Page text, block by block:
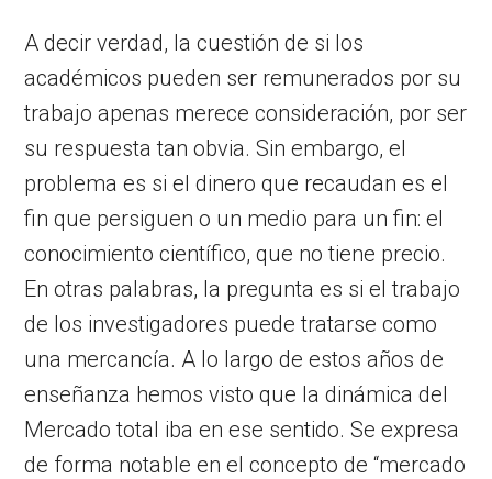
A decir verdad, la cuestión de si los
académicos pueden ser remunerados por su
trabajo apenas merece consideración, por ser
su respuesta tan obvia. Sin embargo, el
problema es si el dinero que recaudan es el
fin que persiguen o un medio para un fin: el
conocimiento científico, que no tiene precio.
En otras palabras, la pregunta es si el trabajo
de los investigadores puede tratarse como
una mercancía. A lo largo de estos años de
enseñanza hemos visto que la dinámica del
Mercado total iba en ese sentido. Se expresa
de forma notable en el concepto de “mercado